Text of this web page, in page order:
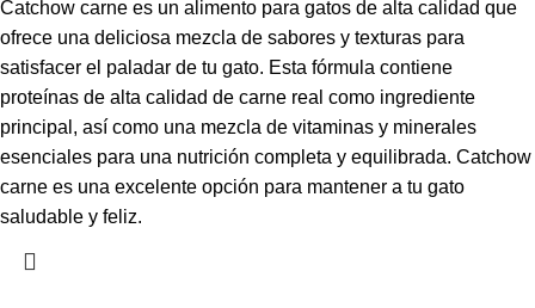
Catchow carne es un alimento para gatos de alta calidad que
ofrece una deliciosa mezcla de sabores y texturas para
satisfacer el paladar de tu gato. Esta fórmula contiene
proteínas de alta calidad de carne real como ingrediente
principal, así como una mezcla de vitaminas y minerales
esenciales para una nutrición completa y equilibrada. Catchow
carne es una excelente opción para mantener a tu gato
saludable y feliz.